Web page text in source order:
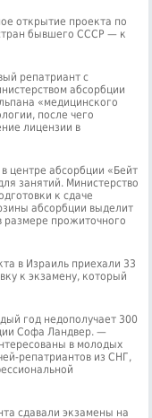
открытие проекта по
бывшего СССР — к
репатриант с
абсорбции
«медицинского
после чего
лицензии в
центре абсорбции «Бейт
занятий. Министерство
к сдаче
абсорбции выделит
размере прожиточного
в Израиль приехали 33
к экзамену, который
год недополучает 300
Софа Ландвер. —
в молодых
репатриантов из СНГ,
сдавали экзамены на